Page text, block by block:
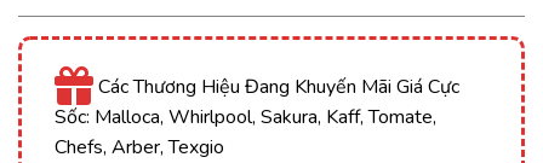
Các Thương Hiệu Đang Khuyến Mãi Giá Cực
Sốc: Malloca, Whirlpool, Sakura, Kaff, Tomate,
Chefs, Arber, Texgio